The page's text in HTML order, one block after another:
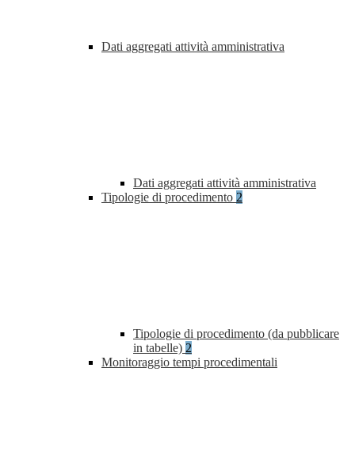
Dati aggregati attività amministrativa
Dati aggregati attività amministrativa
Tipologie di procedimento 2
Tipologie di procedimento (da pubblicare
in tabelle) 2
Monitoraggio tempi procedimentali